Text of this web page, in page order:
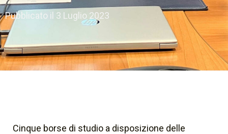
Pubblicato il 3 Luglio 2023
Cinque borse di studio a disposizione delle